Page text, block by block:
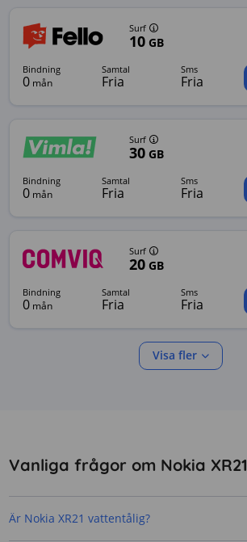
Surf
10GB
bindning
0 mån
samtal
Fria
sms
Fria
Surf
30GB
bindning
0 mån
samtal
Fria
sms
Fria
Surf
20GB
bindning
0 mån
samtal
Fria
sms
Fria
Visa fler
Vanliga frågor om Nokia XR21
Är Nokia XR21 vattentålig?